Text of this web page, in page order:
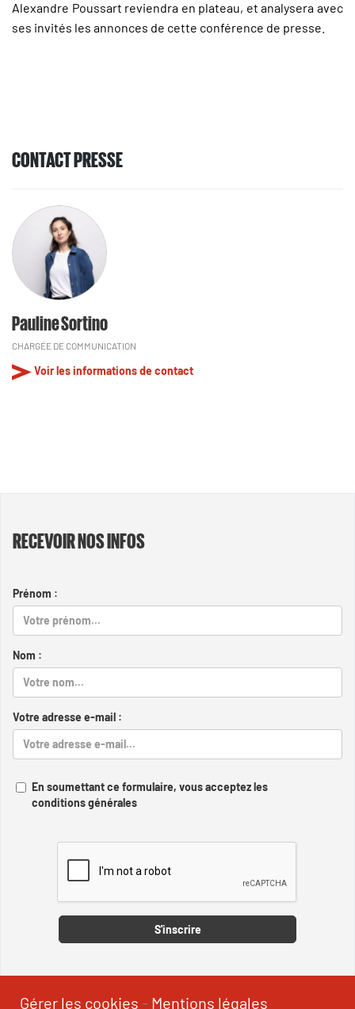
Alexandre Poussart reviendra en plateau, et analysera avec
ses invités les annonces de cette conférence de presse.
CONTACT PRESSE
Pauline Sortino
CHARGÉE DE COMMUNICATION
Voir les informations de contact
RECEVOIR NOS INFOS
Prénom :
Nom :
Votre adresse e-mail :
En soumettant ce formulaire, vous acceptez les
conditions générales
S'inscrire
Gérer les cookies - Mentions légales